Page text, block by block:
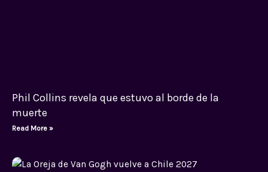
Phil Collins revela que estuvo al borde de la
muerte
Read More »